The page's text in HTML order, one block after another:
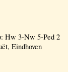
Hw 3-Nw 5-Ped 2
Eindhoven